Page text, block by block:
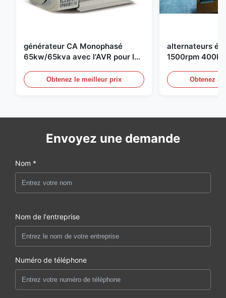
générateur CA Monophasé
65kw/65kva avec l'AVR pour le
Obtenez le meilleur prix
alternateurs
1500rpm
Obtenez
Envoyez une demande
Nom *
Nom de l'entreprise
Numéro de téléphone